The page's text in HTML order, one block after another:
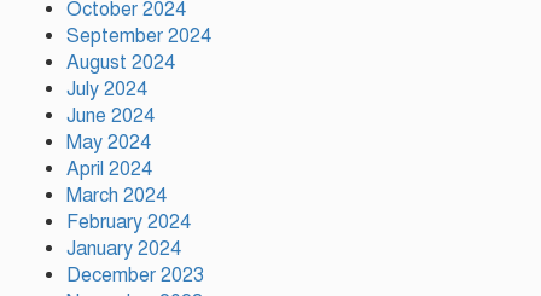
রাষ্ট্রপতি নির্বাচনের তফসিল ঘোষণা
আগামী ২০ আগস্ট নির্বাচন
October 2024
September 2024
August 2024
July 2024
June 2024
May 2024
April 2024
March 2024
February 2024
January 2024
December 2023